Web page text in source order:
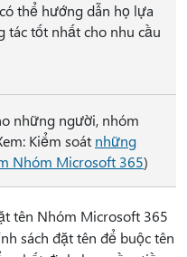
thể hướng dẫn họ lựa
tác tốt nhất cho nhu cầu
những người, nhóm
Kiểm soát những
Nhóm Microsoft 365)
tên Nhóm Microsoft 365
sách đặt tên để buộc tên